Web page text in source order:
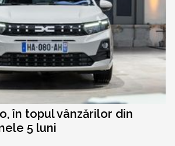
în topul vânzărilor din
5 luni